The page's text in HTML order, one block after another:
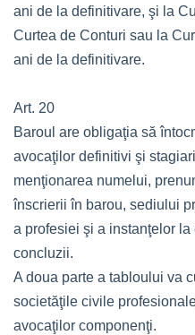
ani de la definitivare, şi la
Curtea de Conturi sau la
ani de la definitivare.
Art. 20
Baroul are obligaţia să
avocaţilor definitivi şi
menţionarea numelui,
înscrierii în barou, sediului
a profesiei şi a instanţelor
concluzii.
A doua parte a tabloului va
societăţile civile
avocaţilor componenţi.